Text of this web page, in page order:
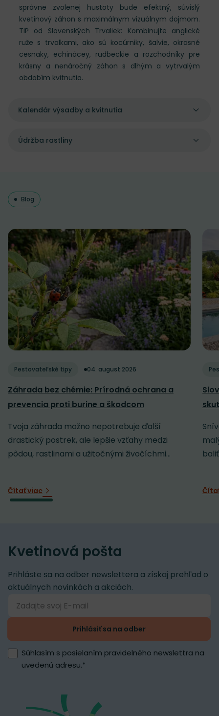
správne zvolenej hustoty bude efektný, súvislý
kvetinový záhon s maximálnym vizuálnym dojmom.
TIP od Slovenských Trvaliek: Kombinujte anglické
ruže s trvalkami, ako sú kocúrniky, šalvie, okrasné
cesnaky, echinácey, rudbeckie a rozchodníky pre
krásny a nenáročný záhon s dlhým a vytrvalým
obdobím kvitnutia.
Kalendár výsadby a kvitnutia
Údržba rastliny
Blog
Pestovateľské tipy 04. august 2026
Záhrada bez chémie: Prírodná ochrana a
prevencia proti burine a škodcom
Tvoja záhrada možno nepotrebuje ďalší
drastický postrek, ale lepšie vzťahy medzi
pôdou, rastlinami a užitočnými živočíchmi...
Čítať viac
Kvetinová pošta
Prihláste sa na odber newslettera a získaj prehľad o
aktuálnych novinkách a akciách.
Prihlásiť sa na odber
Súhlasím s posielaním pravidelného newslettra na
uvedenú adresu.*